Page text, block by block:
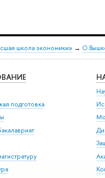
школа экономики» → О
подготовка